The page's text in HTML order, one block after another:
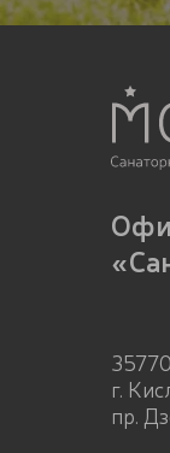
г.
пр.